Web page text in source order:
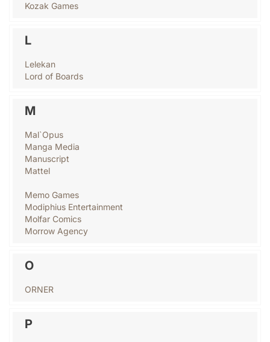
Kozak Games
L
Lelekan
Lord of Boards
M
Mal`Opus
Manga Media
Manuscript
Mattel
Memo Games
Modiphius Entertainment
Molfar Comics
Morrow Agency
O
ORNER
P